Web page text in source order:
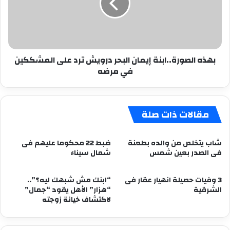
في
مرضه
بهذه الصورة..ابنة إيمان البحر درويش ترد على المشككين
في مرضه
مقالات ذات صلة
شاب يتخلص من والده بطعنة
فى الصدر بعين شمس
ضبط 22 محكوما عليهم فى
شمال سيناء
3 وفيات حصيلة انهيار عقار فى
الشرقية
“ابنك مش شبهك ليه؟”..
“هزار” الأهل يقود “جمال”
لاكتشاف خيانة زوجته